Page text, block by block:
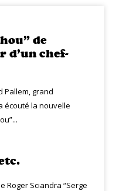
de
d’un chef-
Pallem, grand
écouté la nouvelle
Roger Sciandra “Serge